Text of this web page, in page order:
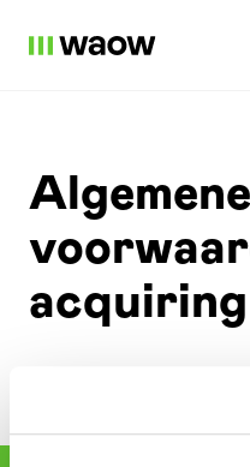
Algemene
acquiring